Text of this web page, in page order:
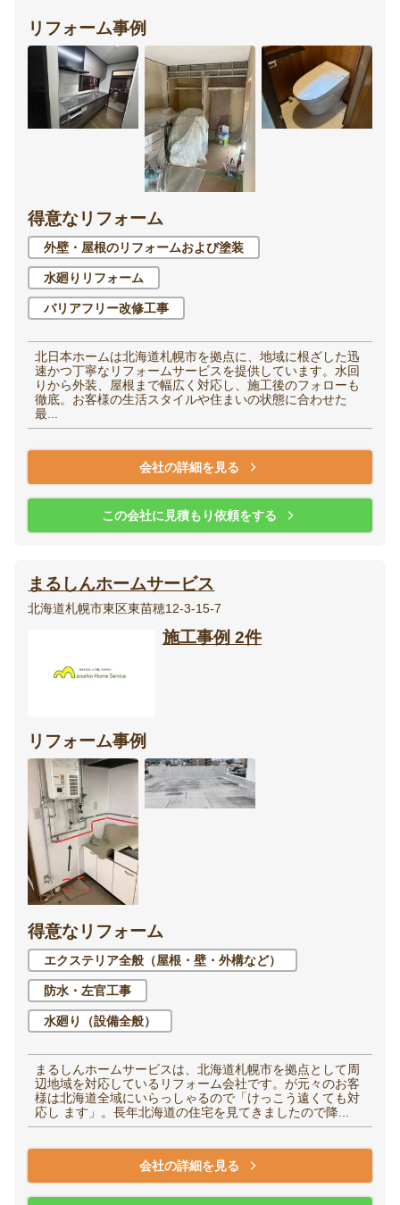
ガレージ
門扉 オーニング
洋室（子供部屋・寝
室）
廊下
玄関 エントランス
家全体・
リノベーション
その他
リフォーム事例
得意なリフォーム
外壁・屋根のリフォームおよび塗装
水廻りリフォーム
バリアフリー改修工事
北日本ホームは北海道札幌市を拠点に、地域に根ざした迅
速かつ丁寧なリフォームサービスを提供しています。水回
りから外装、屋根まで幅広く対応し、施工後のフォローも
徹底。お客様の生活スタイルや住まいの状態に合わせた
最...
会社の詳細を見る
この会社に見積もり依頼をする
まるしんホームサービス
北海道札幌市東区東苗穂12-3-15-7
施工事例 2件
リフォーム事例
得意なリフォーム
エクステリア全般（屋根・壁・外構など）
防水・左官工事
水廻り（設備全般）
まるしんホームサービスは、北海道札幌市を拠点として周
辺地域を対応しているリフォーム会社です。が元々のお客
様は北海道全域にいらっしゃるので「けっこう遠くても対
応し ます」。長年北海道の住宅を見てきましたので降...
会社の詳細を見る